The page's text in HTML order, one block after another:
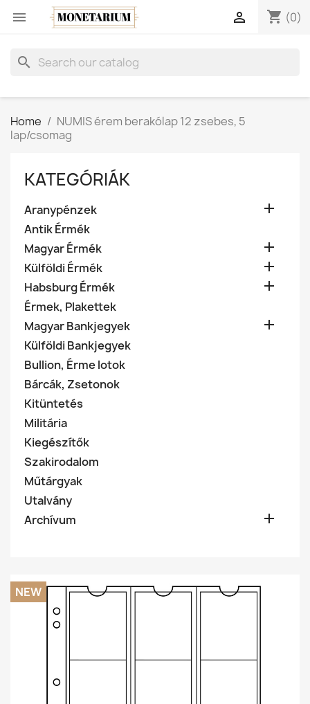
 shopping_cart (0)

search
Home
NUMIS érem berakólap 12 zsebes, 5
lap/csomag
KATEGÓRIÁK
Aranypénzek 
Antik Érmék
Magyar Érmék

Külföldi Érmék 
Habsburg Érmék 
Érmek, Plakettek
Magyar Bankjegyek

Külföldi Bankjegyek
Bullion, Érme lotok
Bárcák, Zsetonok
Kitüntetés
Militária
Kiegészítők
Szakirodalom
Műtárgyak
Utalvány
Archívum

NEW